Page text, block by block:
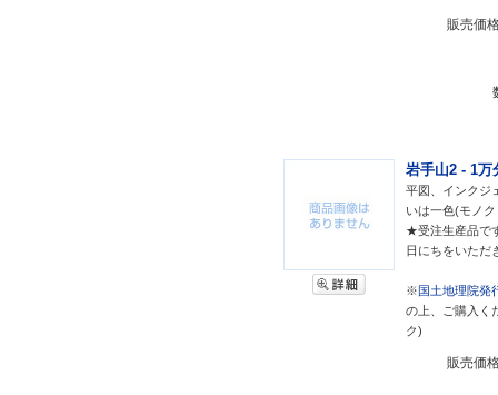
販売価
岩手山2 - 1万
平図、インクジ
いは一色(モノ
★受注生産品で
日にちをいただ
※ 国土地理院発
の上、ご購入く
ク)
販売価